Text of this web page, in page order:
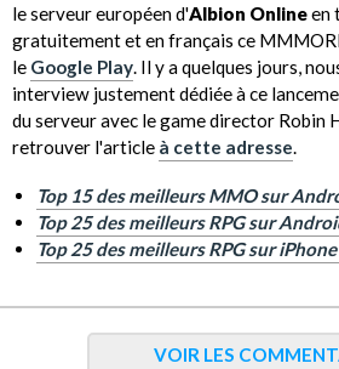
le serveur européen d'Albion Onlineen
gratuitement et en français ce
le Google Play. Il y a quelques jours,
interview justement dédiée à ce
du serveur avec le game director Robin
retrouver l'article à cette adresse.
Top 15 des meilleurs MMO sur
Top 25 des meilleurs RPG sur
Top 25 des meilleurs RPG sur
VOIR LES